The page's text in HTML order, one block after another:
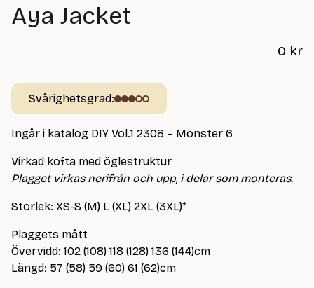
Aya Jacket
0 kr
Svårighetsgrad:
Ingår i katalog DIY Vol.1 2308 – Mönster 6
Virkad kofta med öglestruktur
Plagget virkas nerifrån och upp, i delar som monteras.
Storlek: XS-S (M) L (XL) 2XL (3XL)*
Plaggets mått
Övervidd: 102 (108) 118 (128) 136 (144)cm
Längd: 57 (58) 59 (60) 61 (62)cm